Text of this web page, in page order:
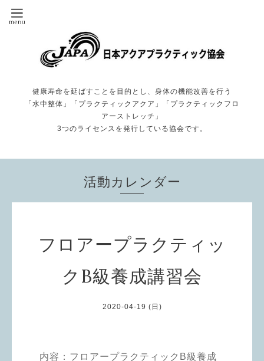
健康寿命を延ばすことを目的とし、身体の機能改善を行う
「水中整体」「プラクティックアクア」「プラクティックフロ
アーストレッチ」
3つのライセンスを発行している協会です。
活動カレンダー
フロアープラクティッ
クB級養成講習会
2020-04-19 (日)
内容： フロアープラクティックB級養成